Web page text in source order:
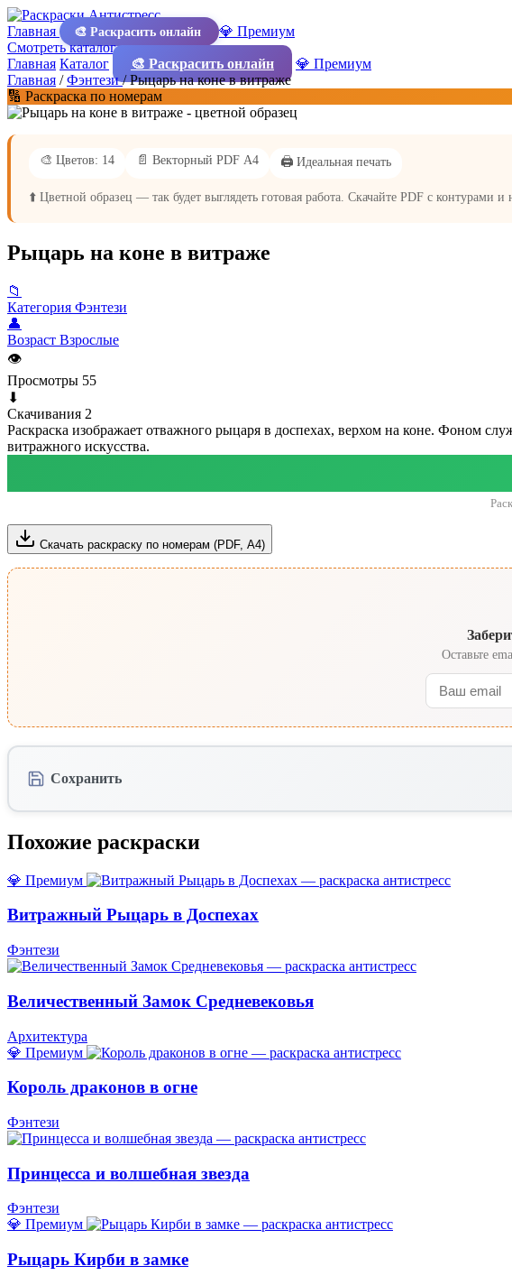
Главная 🎨 Раскрасить онлайн
💎 Премиум
Смотреть каталог
Главная Каталог 🎨 Раскрасить онлайн
💎 Премиум
Главная /Фэнтези/Рыцарь на коне в витраже
🔢 Раскраска по номерам
🎨 Цветов: 14 📄 Векторный PDF А4 🖨️ Идеальная печать
⬆️ Цветной образец — так будет выглядеть готовая работа. Скачайте PDF с контурами и
Рыцарь на коне в витраже
📁
Категория Фэнтези
👤
Возраст Взрослые
👁
Просмотры 55
⬇
Скачивания 2
Раскраска изображает отважного рыцаря в доспехах, верхом на коне. Фоном
витражного искусства.
Скачать раскраску по номерам (PDF, А4)
Оставьте
Сохранить
Похожие раскраски
💎 Премиум
Витражный Рыцарь в Доспехах
Фэнтези
Величественный Замок Средневековья
Архитектура
💎 Премиум
Король драконов в огне
Фэнтези
Принцесса и волшебная звезда
Фэнтези
💎 Премиум
Рыцарь Кирби в замке